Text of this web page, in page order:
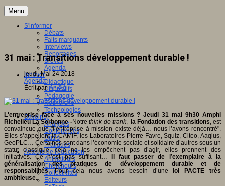
Menu
S'informer
Débats
Faits marquants
Interviews
Reportages
Brèves
Agenda
Innover
Didactique
Dispositifs
Pédagogie
Recherche
Technologies
Savoir(s)
Analyses
Conférences
Outils
Pratiques
Acteurs de l'éducation
Animateurs
Chercheurs
Collectivités
Editeurs
31 mai : Transitions développement durable !
jeudi, Mai 24 2018
Agenda
Écrit parAn@é
L'entreprise face à ses nouvelles missions ? Jeudi 31 mai 9h30 Amphi
Richelieu La Sorbonne -Notre think-do trank, la Fondation des transitions, est
convaincue que "l’entreprise à mission existe déjà… nous l’avons rencontré".
Elles s’appellent la CAMIF, les Laboratoires Pierre Favre, Squiz, Citeo, Aaqius,
GeoPLC… Certaines sont dans l’économie sociale et solidaire d’autres sous un
statut classique, cela ne les empêchent pas d’agir, elles prennent des
initiatives. Ce n’est pas suffisant… Il faut passer de l’exemplaire à la
généralisation des pratiques de développement durable et de
responsabilités. Pour cela nous avons besoin d’une loi PACTE très
ambitieuse.